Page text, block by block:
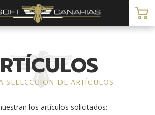
SELECCCIÓN DE ARTÍCULOS
los artículos solicitados: